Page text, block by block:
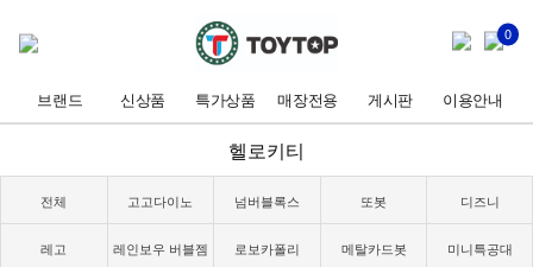
0
브랜드 신상품 특가상품 매장전용 게시판 이용안내
헬로키티
전체 고고다이노 넘버블록스 또봇 디즈니
레고 레인보우 버블젬 로보카폴리 메탈카드봇 미니특공대